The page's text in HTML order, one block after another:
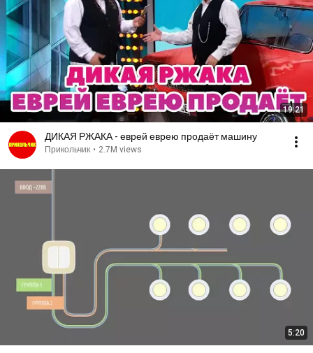
19:21
ДИКАЯ РЖАКА - еврей еврею продаёт машину
Прикольчик • 2.7M views
5:20